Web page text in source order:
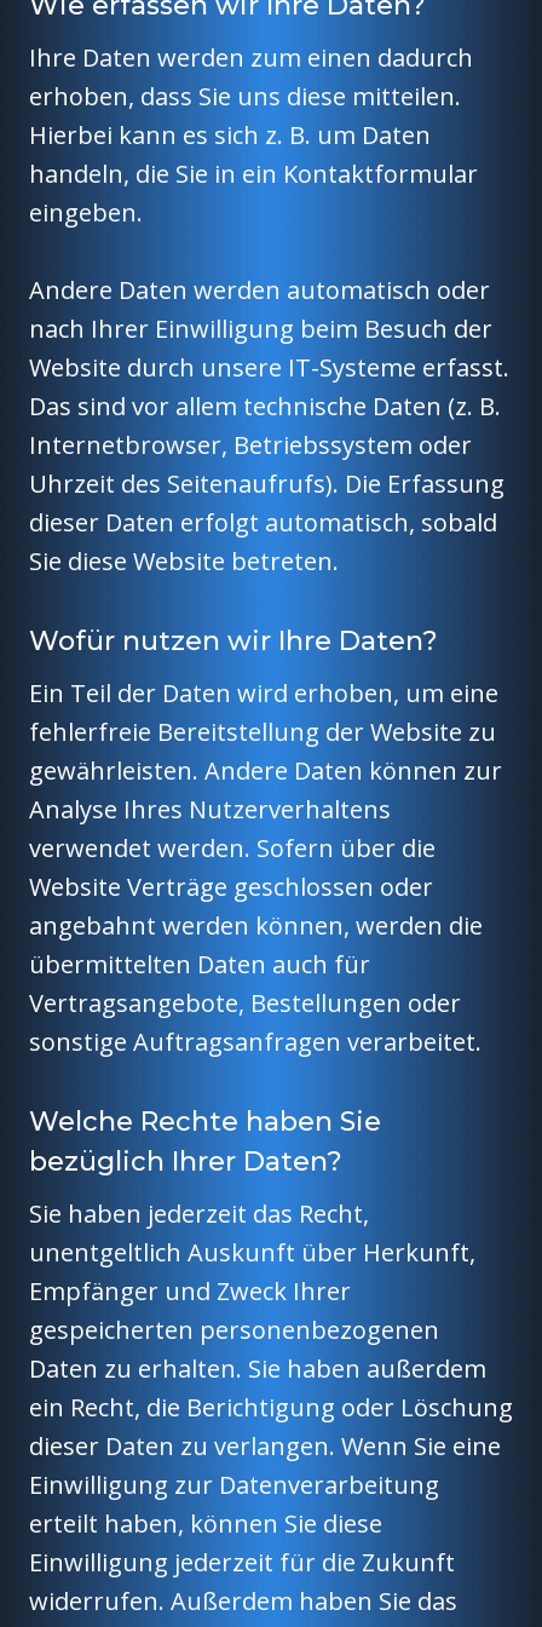
Ihre Daten werden zum einen dadurch
erhoben, dass Sie uns diese mitteilen.
Hierbei kann es sich z. B. um Daten
handeln, die Sie in ein Kontaktformular
eingeben.
Andere Daten werden automatisch oder
nach Ihrer Einwilligung beim Besuch der
Website durch unsere IT-Systeme erfasst.
Das sind vor allem technische Daten (z. B.
Internetbrowser, Betriebssystem oder
Uhrzeit des Seitenaufrufs). Die Erfassung
dieser Daten erfolgt automatisch, sobald
Sie diese Website betreten.
Wofür nutzen wir Ihre Daten?
Ein Teil der Daten wird erhoben, um eine
fehlerfreie Bereitstellung der Website zu
gewährleisten. Andere Daten können zur
Analyse Ihres Nutzerverhaltens
verwendet werden. Sofern über die
Website Verträge geschlossen oder
angebahnt werden können, werden die
übermittelten Daten auch für
Vertragsangebote, Bestellungen oder
sonstige Auftragsanfragen verarbeitet.
Welche Rechte haben Sie
bezüglich Ihrer Daten?
Sie haben jederzeit das Recht,
unentgeltlich Auskunft über Herkunft,
Empfänger und Zweck Ihrer
gespeicherten personenbezogenen
Daten zu erhalten. Sie haben außerdem
ein Recht, die Berichtigung oder Löschung
dieser Daten zu verlangen. Wenn Sie eine
Einwilligung zur Datenverarbeitung
erteilt haben, können Sie diese
Einwilligung jederzeit für die Zukunft
widerrufen. Außerdem haben Sie das